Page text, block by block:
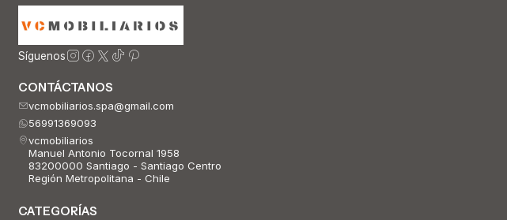
Síguenos
CONTÁCTANOS
vcmobiliarios.spa@gmail.com
56991369093
vcmobiliarios
Manuel Antonio Tocornal 1958
83200000 Santiago - Santiago Centro
Región Metropolitana - Chile
CATEGORÍAS